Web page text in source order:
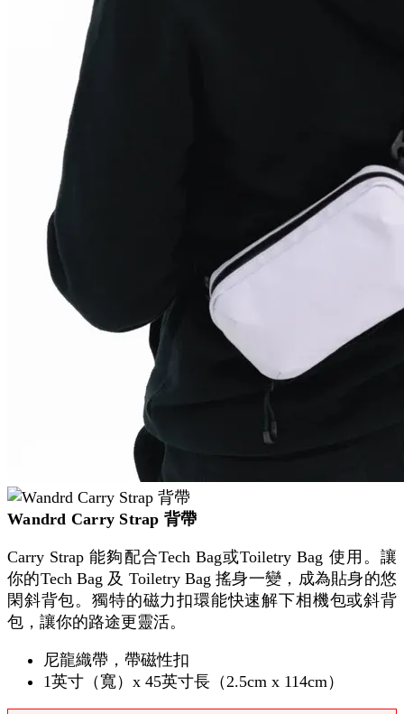
Wandrd Carry Strap 背帶
Carry Strap 能夠配合Tech Bag或Toiletry Bag 使用。讓
你的Tech Bag 及 Toiletry Bag 搖身一變，成為貼身的悠
閑斜背包。獨特的磁力扣環能快速解下相機包或斜背
包，讓你的路途更靈活。
尼龍織帶，帶磁性扣
1英寸（寬）x 45英寸長（2.5cm x 114cm）